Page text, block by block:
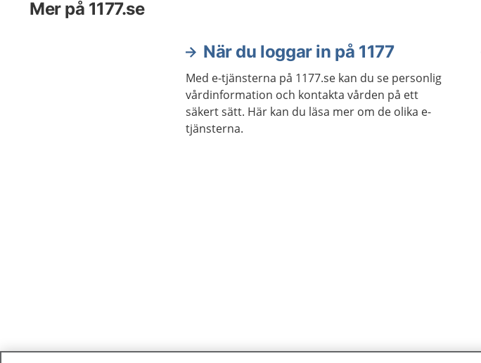
Mer på 1177.se
När du loggar in på 1177
Med e-tjänsterna på 1177.se kan du se personlig
vårdinformation och kontakta vården på ett
säkert sätt. Här kan du läsa mer om de olika e-
tjänsterna.